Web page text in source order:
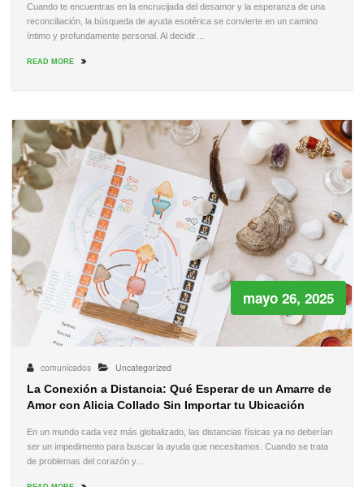
Cuando te encuentras en la encrucijada del desamor y la esperanza de una
reconciliación, la búsqueda de ayuda esotérica se convierte en un camino
íntimo y profundamente personal. Al decidir…
READ MORE
mayo 26, 2025
comunicados
Uncategorized
La Conexión a Distancia: Qué Esperar de un Amarre de
Amor con Alicia Collado Sin Importar tu Ubicación
En un mundo cada vez más globalizado, las distancias físicas ya no deberían
ser un impedimento para buscar la ayuda que necesitamos. Cuando se trata
de problemas del corazón y…